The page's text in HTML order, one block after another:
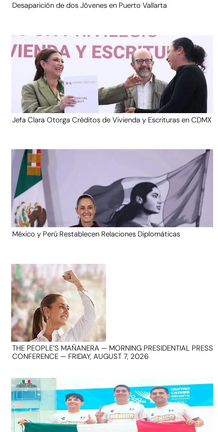
Desaparición de dos Jóvenes en Puerto Vallarta
Jefa Clara Otorga Créditos de Vivienda y Escrituras en CDMX
México y Perú Restablecen Relaciones Diplomáticas
THE PEOPLE’S MAÑANERA — MORNING PRESIDENTIAL PRESS
CONFERENCE — FRIDAY, AUGUST 7, 2026